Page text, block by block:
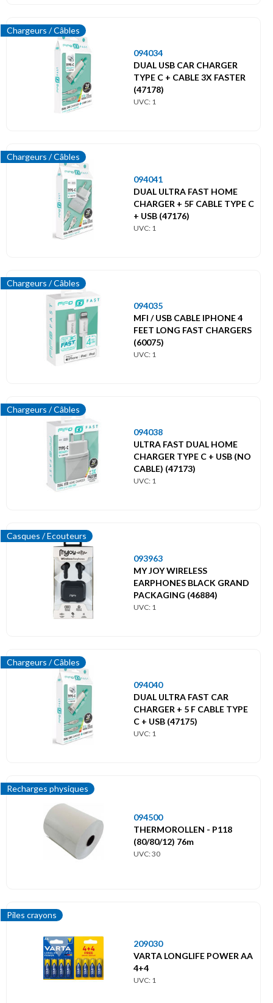
Chargeurs / Câbles
094034
DUAL USB CAR CHARGER
TYPE C + CABLE 3X FASTER
(47178)
UVC: 1
Chargeurs / Câbles
094041
DUAL ULTRA FAST HOME
CHARGER + 5F CABLE TYPE C
+ USB (47176)
UVC: 1
Chargeurs / Câbles
094035
MFI / USB CABLE IPHONE 4
FEET LONG FAST CHARGERS
(60075)
UVC: 1
Chargeurs / Câbles
094038
ULTRA FAST DUAL HOME
CHARGER TYPE C + USB (NO
CABLE) (47173)
UVC: 1
Casques / Ecouteurs
093963
MY JOY WIRELESS
EARPHONES BLACK GRAND
PACKAGING (46884)
UVC: 1
Chargeurs / Câbles
094040
DUAL ULTRA FAST CAR
CHARGER + 5 F CABLE TYPE
C + USB (47175)
UVC: 1
Recharges physiques
094500
THERMOROLLEN - P118
(80/80/12) 76m
UVC: 30
Piles crayons
209030
VARTA LONGLIFE POWER AA
4+4
UVC: 1